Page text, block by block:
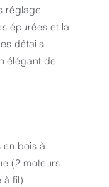
réglage
épurées et la
détails
élégant de
en bois à
(2 moteurs
à fil)